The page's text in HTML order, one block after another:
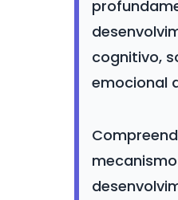
cognitivo,
emocional